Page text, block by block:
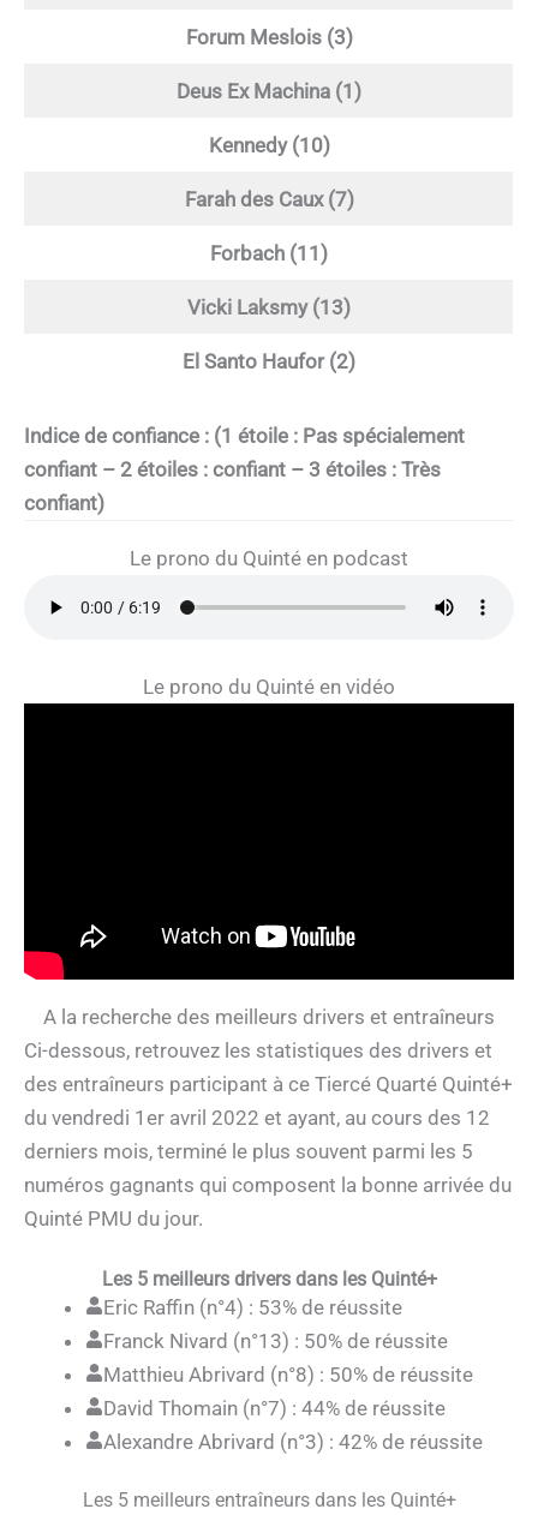
Forum Meslois (3)
Deus Ex Machina (1)
Kennedy (10)
Farah des Caux (7)
Forbach (11)
Vicki Laksmy (13)
El Santo Haufor (2)
Indice de confiance : (1 étoile : Pas spécialement
confiant – 2 étoiles : confiant – 3 étoiles : Très
confiant)
Le prono du Quinté en podcast
Le prono du Quinté en vidéo
A la recherche des meilleurs drivers et entraîneurs
Ci-dessous, retrouvez les statistiques des drivers et
des entraîneurs participant à ce Tiercé Quarté Quinté+
du vendredi 1er avril 2022 et ayant, au cours des 12
derniers mois, terminé le plus souvent parmi les 5
numéros gagnants qui composent la bonne arrivée du
Quinté PMU du jour.
Les 5 meilleurs drivers dans les Quinté+
Eric Raffin (n°4) : 53% de réussite
Franck Nivard (n°13) : 50% de réussite
Matthieu Abrivard (n°8) : 50% de réussite
David Thomain (n°7) : 44% de réussite
Alexandre Abrivard (n°3) : 42% de réussite
Les 5 meilleurs entraîneurs dans les Quinté+